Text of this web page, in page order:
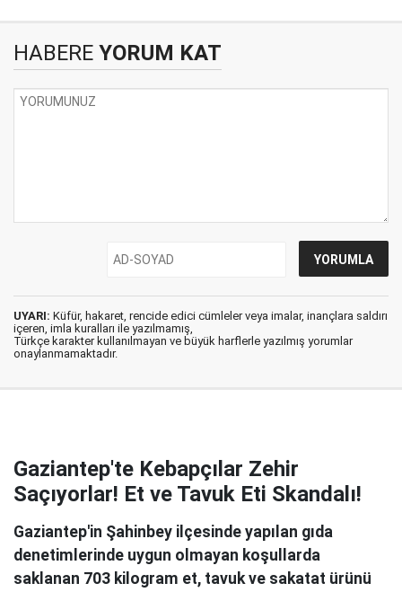
HABERE YORUM KAT
UYARI: Küfür, hakaret, rencide edici cümleler veya imalar, inançlara saldırı
içeren, imla kuralları ile yazılmamış,
Türkçe karakter kullanılmayan ve büyük harflerle yazılmış yorumlar
onaylanmamaktadır.
Gaziantep'te Kebapçılar Zehir
Saçıyorlar! Et ve Tavuk Eti Skandalı!
Gaziantep'in Şahinbey ilçesinde yapılan gıda
denetimlerinde uygun olmayan koşullarda
saklanan 703 kilogram et, tavuk ve sakatat ürünü